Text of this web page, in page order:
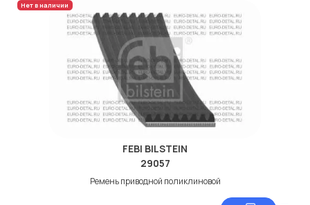
Нет в наличии
FEBI BILSTEIN
29057
Ремень приводной поликлиновой